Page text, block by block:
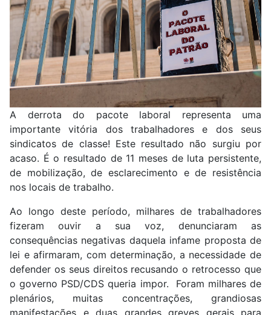
A derrota do pacote laboral representa uma
importante vitória dos trabalhadores e dos seus
sindicatos de classe! Este resultado não surgiu por
acaso. É o resultado de 11 meses de luta persistente,
de mobilização, de esclarecimento e de resistência
nos locais de trabalho.
Ao longo deste período, milhares de trabalhadores
fizeram ouvir a sua voz, denunciaram as
consequências negativas daquela infame proposta de
lei e afirmaram, com determinação, a necessidade de
defender os seus direitos recusando o retrocesso que
o governo PSD/CDS queria impor. Foram milhares de
plenários, muitas concentrações, grandiosas